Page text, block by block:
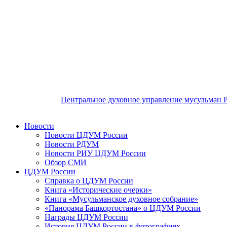
Центральное духовное управление мусульман
Новости
Новости ЦДУМ России
Новости РДУМ
Новости РИУ ЦДУМ России
Обзор СМИ
ЦДУМ России
Справка о ЦДУМ России
Книга «Исторические очерки»
Книга «Мусульманское духовное собрание»
«Панорама Башкортостана» о ЦДУМ России
Награды ЦДУМ России